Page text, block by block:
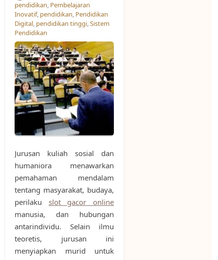
pendidikan, Pembelajaran
Inovatif, pendidikan, Pendidikan
Digital, pendidikan tinggi,Sistem
Pendidikan
Jurusan kuliah sosial dan
humaniora menawarkan
pemahaman mendalam
tentang masyarakat, budaya,
perilaku slot gacor online
manusia, dan hubungan
antarindividu. Selain ilmu
teoretis, jurusan ini
menyiapkan murid untuk